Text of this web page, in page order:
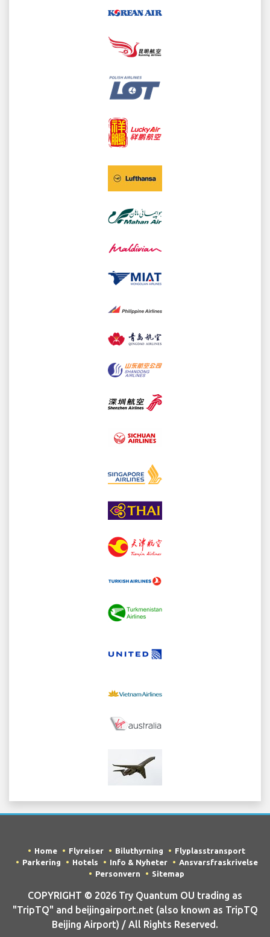
Home Flyreiser Biluthyrning
Flyplasstransport
Parkering
Hotels Info & Nyheter
Ansvarsfraskrivelse
Personvern
Sitemap
COPYRIGHT © 2026 Try Quantum OU trading as
"TripTQ" and beijingairport.net (also known as TripTQ
Beijing Airport) / All Rights Reserved.